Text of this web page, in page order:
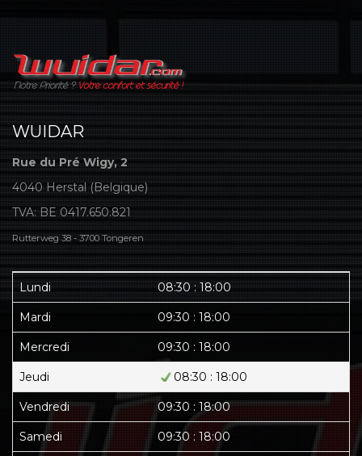
WUIDAR
Rue du Pré Wigy, 2
4040 Herstal (Belgique)
TVA: BE 0417.650.821
Rutterweg 38 - 3700 Tongeren
Lundi 08:30 : 18:00
Mardi 09:30 : 18:00
Mercredi 09:30 : 18:00
Jeudi 08:30 : 18:00
Vendredi 09:30 : 18:00
Samedi 09:30 : 18:00